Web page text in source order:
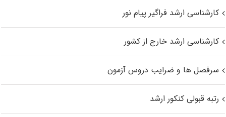
کارشناسی ارشد فراگیر پیام نور
کارشناسی ارشد خارج از کشور
سرفصل ها و ضرایب دروس آزمون
رتبه قبولی کنکور ارشد